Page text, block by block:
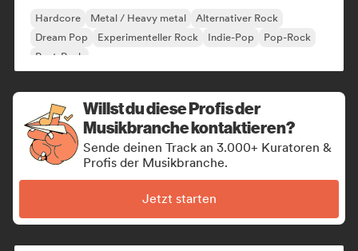
Hardcore Metal / Heavy metal
Alternativer Rock
Dream Pop
Experimenteller Rock Indie-Pop
Pop-Rock
Post-Punk
Willst du diese Profis der
Musikbranche kontaktieren?
Sende deinen Track an 3.000+ Kuratoren &
Profis der Musikbranche.
Jetzt starten